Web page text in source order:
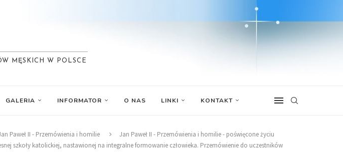
MĘSKICH W POLSCE
GALERIA INFORMATOR O NAS LINKI KONTAKT
Paweł II - Przemówienia i homilie
Jan Paweł II - Przemówienia i homilie - poświęcone życiu
szkoły katolickiej, nastawionej na integralne formowanie człowieka. Przemówienie do uczestników